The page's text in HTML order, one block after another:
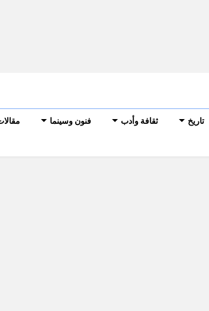
تاريخ ثقافة وأدب فنون وسينما